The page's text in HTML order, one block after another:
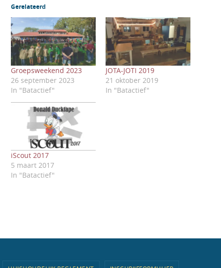
Gerelateerd
Groepsweekend 2023
26 september 2023
In "Batactief"
JOTA-JOTI 2019
21 oktober 2019
In "Batactief"
iScout 2017
5 maart 2017
In "Batactief"